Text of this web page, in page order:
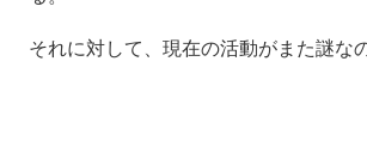
それに対して、現在の活動がまた謎なの